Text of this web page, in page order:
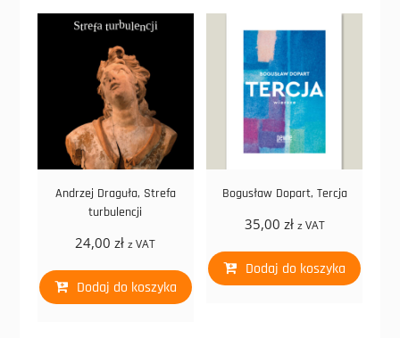
Andrzej Draguła, Strefa
turbulencji
24,00zł z VAT
Dodaj do koszyka
Bogusław Dopart, Tercja
35,00 zł z VAT
Dodaj do koszyka